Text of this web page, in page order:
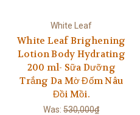
White Leaf
White Leaf Brighening
Lotion Body Hydrating
200 ml- Sữa Dưỡng
Trắng Da Mờ Đốm Nâu
Đồi Mồi.
Was:530,000₫